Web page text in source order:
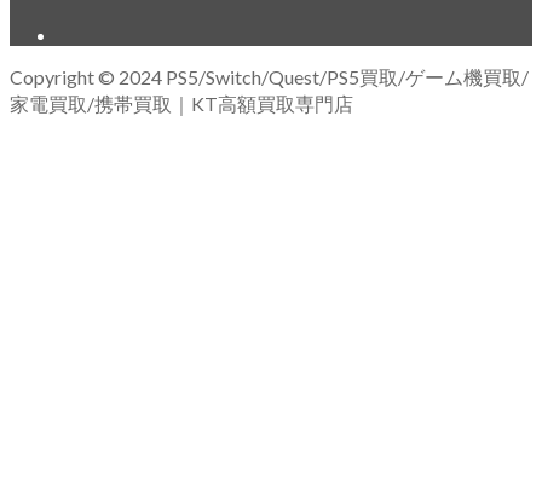
Copyright © 2024 PS5/Switch/Quest/PS5買取/ゲーム機買取/
家電買取/携帯買取｜KT高額買取専門店